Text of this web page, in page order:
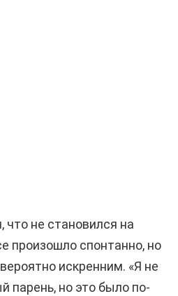
что не становился на
произошло спонтанно, но
искренним. «Я не
парень, но это было по-